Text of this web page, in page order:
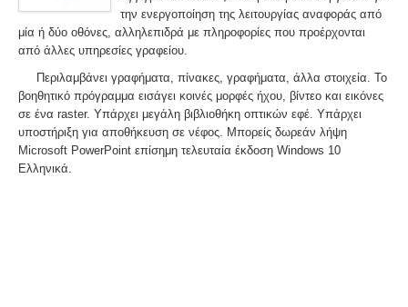
την ενεργοποίηση της λειτουργίας αναφοράς από
μία ή δύο οθόνες, αλληλεπιδρά με πληροφορίες που προέρχονται
από άλλες υπηρεσίες γραφείου.
Περιλαμβάνει γραφήματα, πίνακες, γραφήματα, άλλα στοιχεία. Το
βοηθητικό πρόγραμμα εισάγει κοινές μορφές ήχου, βίντεο και εικόνες
σε ένα raster. Υπάρχει μεγάλη βιβλιοθήκη οπτικών εφέ. Υπάρχει
υποστήριξη για αποθήκευση σε νέφος. Μπορείς δωρεάν λήψη
Microsoft PowerPoint επίσημη τελευταία έκδοση Windows 10
Ελληνικά.